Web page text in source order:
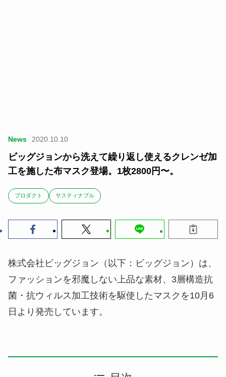
News 2020.10.10
ビッグジョンから洗えて繰り返し使えるクレンゼ加
工を施した布マスク登場。1枚2800円〜。
ブロダクト サスティナブル
株式会社ビッグジョン（以下：ビッグジョン）は、
ファッションを邪魔しない上品な素材、3層構造抗
菌・抗ウィルス加工技術を駆使したマスクを10月6
日より発売しています。